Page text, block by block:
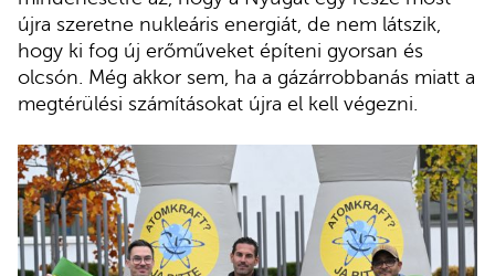
újra szeretne nukleáris energiát, de nem látszik,
hogy ki fog új erőműveket építeni gyorsan és
olcsón. Még akkor sem, ha a gázárrobbanás miatt a
megtérülési számításokat újra el kell végezni.